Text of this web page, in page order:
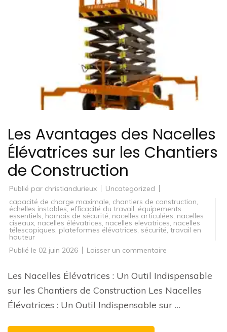
Les Avantages des Nacelles
Élévatrices sur les Chantiers
de Construction
Publié par christiandurieux
Uncategorized
capacité de charge maximale chantiers de construction
échelles instables, efficacité du travail équipements
essentiels harnais de sécurité nacelles articulées nacelles
ciseaux nacelles élévatrices nacelles elevatrices nacelles
télescopiques plateformes élévatrices sécurité travail en
hauteur
Publié le 02 juin 2026 Laisser un commentaire
des
Nacelles
sur
Chantiers
Les Nacelles Élévatrices : Un Outil Indispensable
sur les Chantiers de Construction Les Nacelles
Élévatrices : Un Outil Indispensable sur …